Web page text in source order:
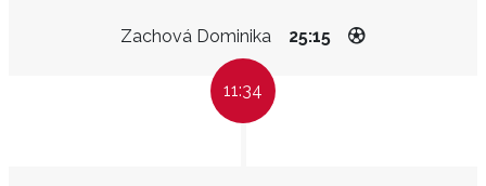
Zachová Dominika 25:15
11:34